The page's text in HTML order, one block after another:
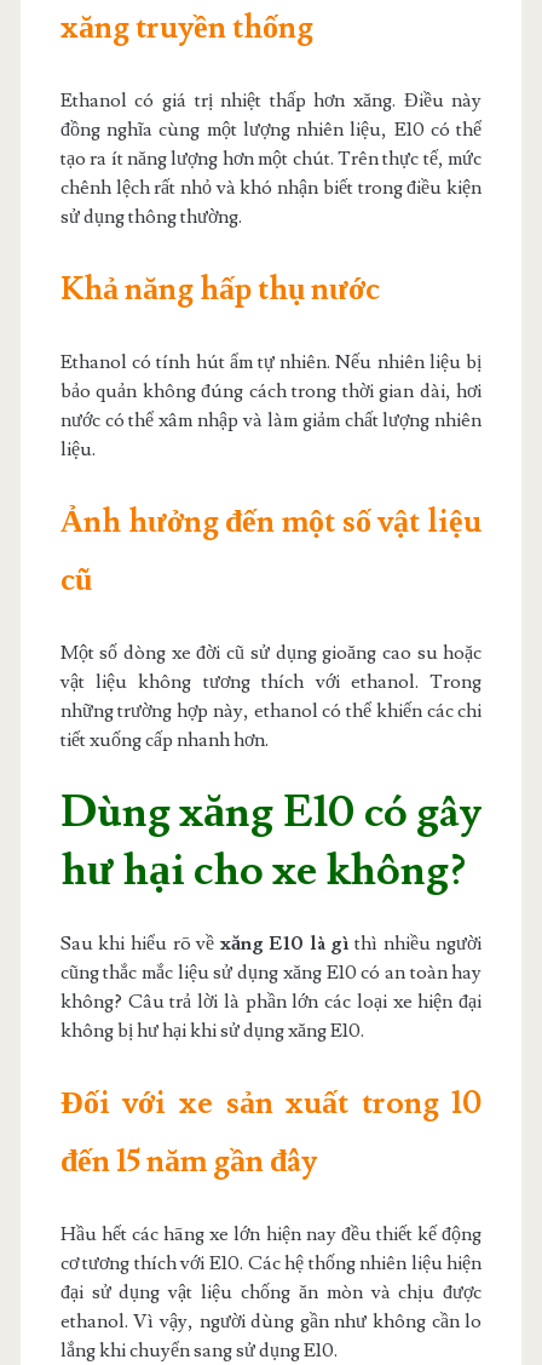
xăng truyền thống
Ethanol có giá trị nhiệt thấp hơn xăng. Điều này
đồng nghĩa cùng một lượng nhiên liệu, E10 có thể
tạo ra ít năng lượng hơn một chút. Trên thực tế, mức
chênh lệch rất nhỏ và khó nhận biết trong điều kiện
sử dụng thông thường.
Khả năng hấp thụ nước
Ethanol có tính hút ẩm tự nhiên. Nếu nhiên liệu bị
bảo quản không đúng cách trong thời gian dài, hơi
nước có thể xâm nhập và làm giảm chất lượng nhiên
liệu.
Ảnh hưởng đến một số vật liệu
cũ
Một số dòng xe đời cũ sử dụng gioăng cao su hoặc
vật liệu không tương thích với ethanol. Trong
những trường hợp này, ethanol có thể khiến các chi
tiết xuống cấp nhanh hơn.
Dùng xăng E10 có gây
hư hại cho xe không?
Sau khi hiểu rõ về xăng E10 là gì thì nhiều người
cũng thắc mắc liệu sử dụng xăng E10 có an toàn hay
không? Câu trả lời là phần lớn các loại xe hiện đại
không bị hư hại khi sử dụng xăng E10.
Đối với xe sản xuất trong 10
đến 15 năm gần đây
Hầu hết các hãng xe lớn hiện nay đều thiết kế động
cơ tương thích với E10. Các hệ thống nhiên liệu hiện
đại sử dụng vật liệu chống ăn mòn và chịu được
ethanol. Vì vậy, người dùng gần như không cần lo
lắng khi chuyển sang sử dụng E10.